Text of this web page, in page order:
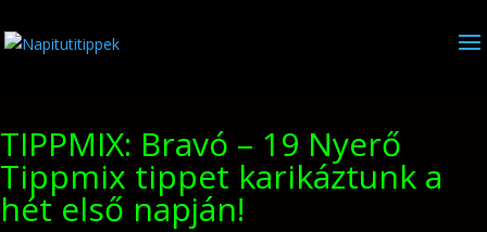
TIPPMIX: Bravó – 19 Nyerő
Tippmix tippet karikáztunk a
hét első napján!